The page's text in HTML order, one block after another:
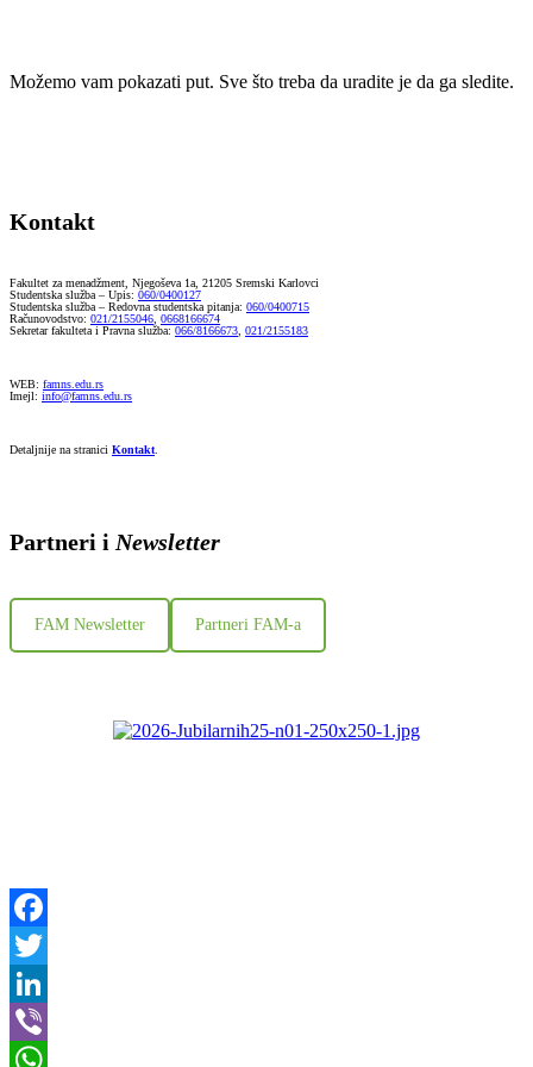
Možemo vam pokazati put. Sve što treba da uradite je da ga sledite.
Kontakt
Fakultet za menadžment, Njegoševa 1a, 21205 Sremski Karlovci
Studentska služba – Upis: 060/0400127
Studentska služba – Redovna studentska pitanja: 060/0400715
Računovodstvo: 021/2155046 0668166674
Sekretar fakulteta i Pravna služba: 066/8166673 021/2155183
WEB: famns.edu.rs
Imejl: info@famns.edu.rs
Detaljnije na stranici Kontakt
Partneri i Newsletter
FAM Newsletter Partneri FAM-a
Facebook
Twitter
LinkedIn
Viber